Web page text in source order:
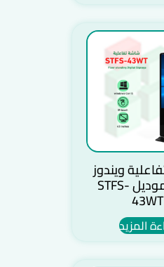
ويندوز
تاتش موديل STFS-
43WT
المزيد